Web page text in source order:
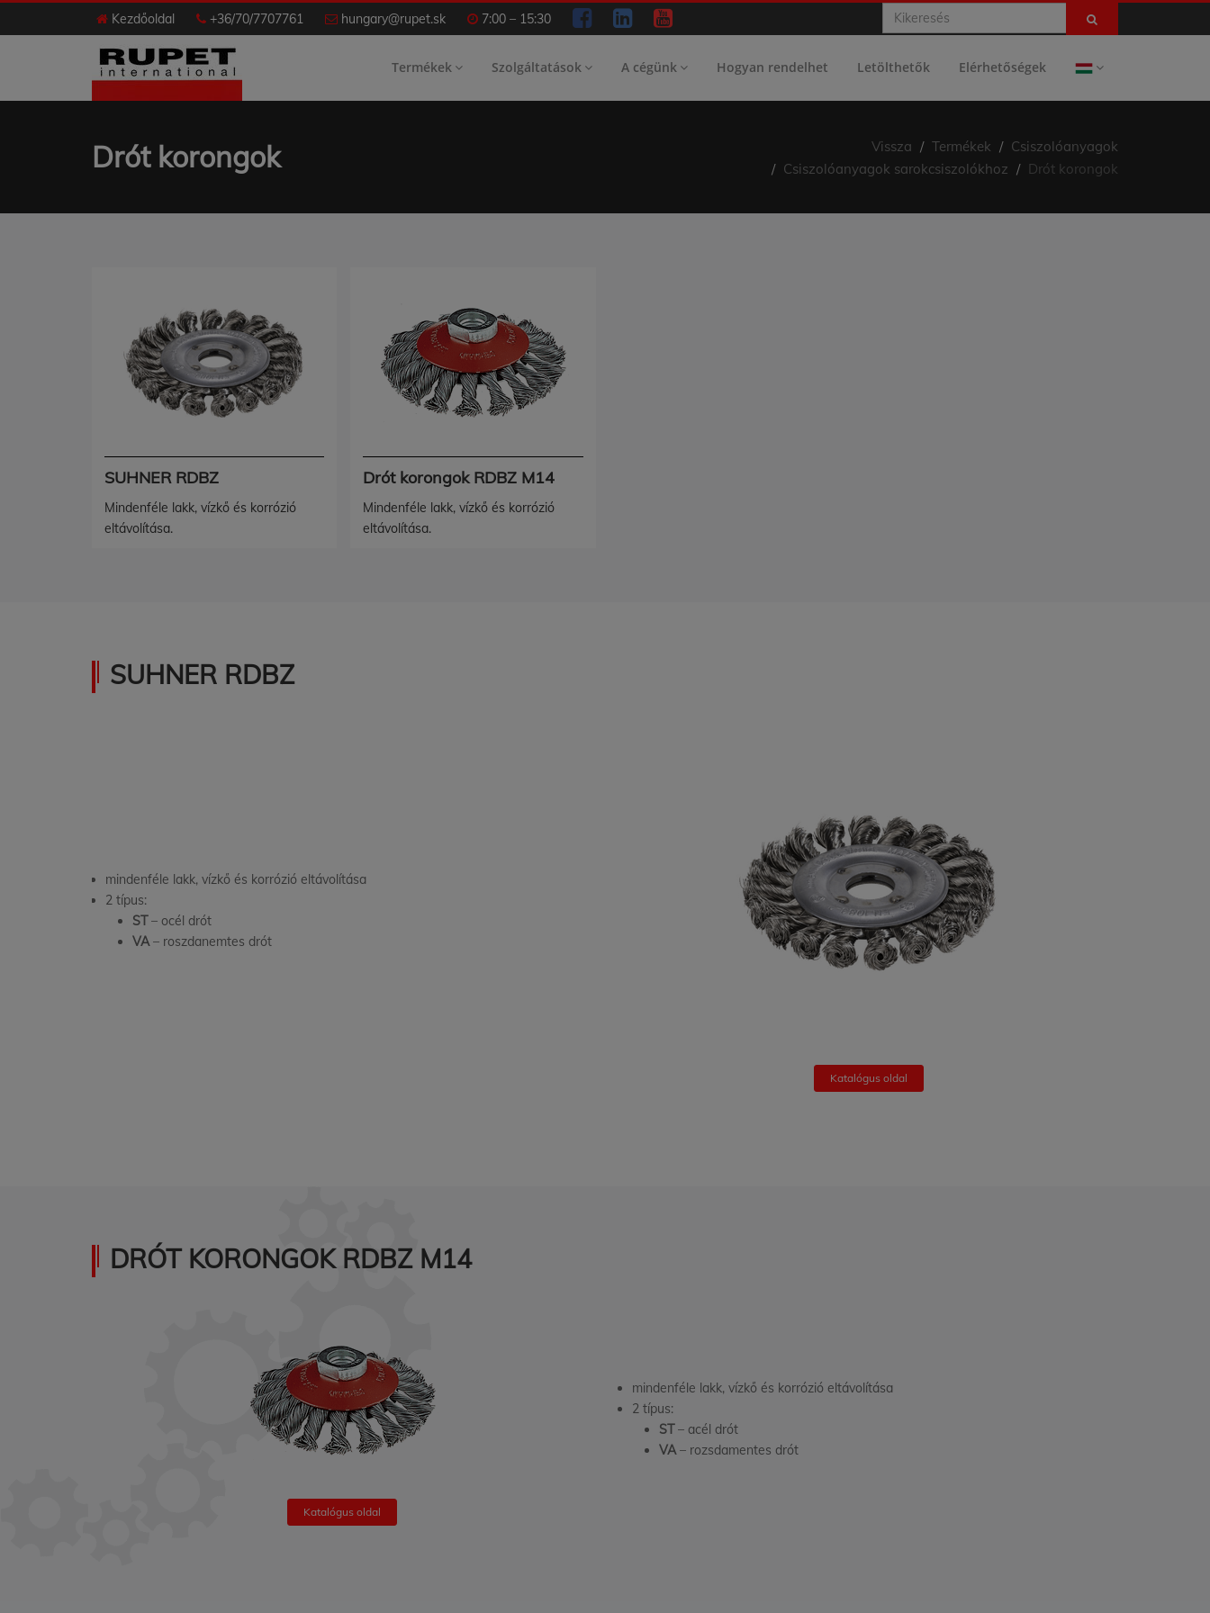
Kezdőoldal +36/70/7707761 hungary@rupet.sk 7:00 – 15:30
Termékek Szolgáltatások A cégünk Hogyan rendelhet Letölthetők Elérhetőségek
Drót korongok Vissza Termékek
Csiszolóanyagok
Csiszolóanyagok sarokcsiszolókhoz
Drót korongok
SUHNER RDBZ
Mindenféle lakk, vízkő és korrózió
eltávolítása.
Drót korongok RDBZ M14
Mindenféle lakk, vízkő és korrózió
eltávolítása.
SUHNER RDBZ
mindenféle lakk, vízkő és korrózió eltávolítása
2 típus:
ST– océl drót
VA – roszdanemtes drót
Katalógus oldal
DRÓT KORONGOK RDBZ M14
mindenféle lakk, vízkő és korrózió eltávolítása
2 típus:
ST– acél drót
VA– rozsdamentes drót
Katalógus oldal